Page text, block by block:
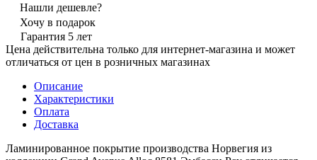
Нашли дешевле?
Хочу в подарок
Гарантия 5 лет
Цена действительна только для интернет-магазина и может
отличаться от цен в розничных магазинах
Описание
Характеристики
Оплата
Доставка
Ламинированное покрытие производства Норвегия из